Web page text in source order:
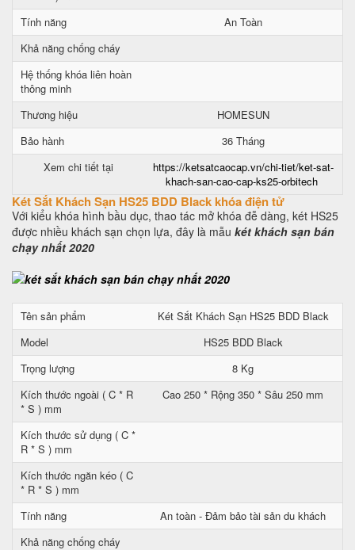
Tính năng
An Toàn
Khả năng chống cháy
Hệ thống khóa liên hoàn
thông minh
Thương hiệu
HOMESUN
Bảo hành
36 Tháng
Xem chi tiết tại
https://ketsatcaocap.vn/chi-tiet/ket-sat-
khach-san-cao-cap-ks25-orbitech
Két Sắt Khách Sạn HS25 BDD Black khóa điện tử
Với kiểu khóa hình bầu dục, thao tác mở khóa đễ dàng, két HS25
được nhiều khách sạn chọn lựa, đây là mẫu két khách sạn bán
chạy nhất 2020
Tên sản phẩm
Két Sắt Khách Sạn HS25 BDD Black
Model
HS25 BDD Black
Trọng lượng
8 Kg
Kích thước ngoài ( C * R
* S ) mm
Cao 250 * Rộng 350 * Sâu 250 mm
Kích thước sử dụng ( C *
R * S ) mm
Kích thước ngăn kéo ( C
* R * S ) mm
Tính năng
An toàn - Đảm bảo tài sản du khách
Khả năng chống cháy